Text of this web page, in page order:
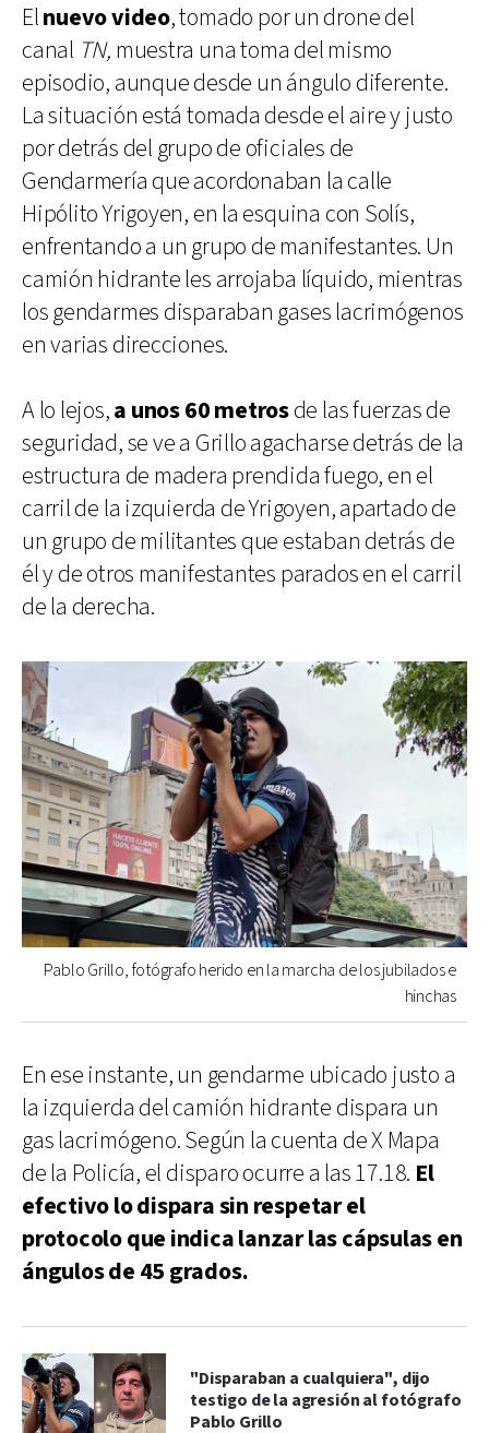
Elnuevo video, tomado por un drone del
canal TN, muestra una toma del mismo
episodio, aunque desde un ángulo diferente.
La situación está tomada desde el aire y justo
por detrás del grupo de oficiales de
Gendarmería que acordonaban la calle
Hipólito Yrigoyen, en la esquina con Solís,
enfrentando a un grupo de manifestantes. Un
camión hidrante les arrojaba líquido, mientras
los gendarmes disparaban gases lacrimógenos
en varias direcciones.
A lo lejos,a unos 60 metrosde las fuerzas de
seguridad, se ve a Grillo agacharse detrás de la
estructura de madera prendida fuego, en el
carril de la izquierda de Yrigoyen, apartado de
un grupo de militantes que estaban detrás de
él y de otros manifestantes parados en el carril
de la derecha.
Pablo Grillo, fotógrafo herido en la marcha de los jubilados e
hinchas
En ese instante, un gendarme ubicado justo a
la izquierda del camión hidrante dispara un
gas lacrimógeno. Según la cuenta de X Mapa
de la Policía, el disparo ocurre a las 17.18. El
efectivo lo dispara sin respetar el
protocolo que indica lanzar las cápsulas en
ángulos de 45 grados.
"Disparaban a cualquiera", dijo
testigo de la agresión al fotógrafo
Pablo Grillo